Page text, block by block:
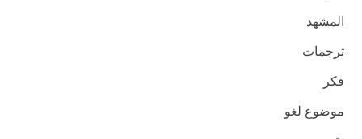
المشهد
ترجمات
فكر
موضوع لغو